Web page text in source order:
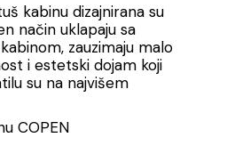
kabinu dizajnirana su
način uklapaju sa
zauzimaju malo
i estetski dojam koji
su na najvišem
COPEN